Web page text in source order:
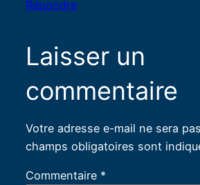
Répondre
Laisser un
commentaire
Votre adresse e-mail ne sera
champs obligatoires sont
Commentaire *